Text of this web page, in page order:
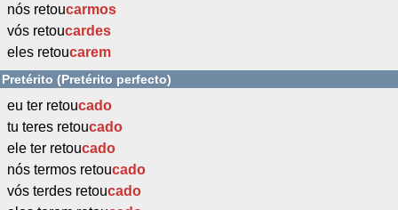
nós retoucarmos
vós retoucardes
eles retoucarem
Pretérito (Pretérito perfecto)
eu ter retoucado
tu teres retoucado
ele ter retoucado
nós termos retoucado
vós terdes retoucado